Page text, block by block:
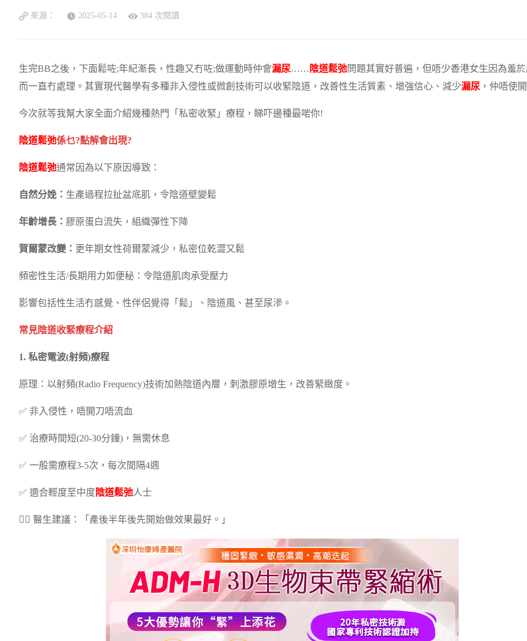
來源： 2025-05-14 384 次閱讀
生完BB之後，下面鬆咗;年紀漸長，性趣又冇咗;做運動時仲會漏尿…… 陰道鬆弛問題其實好普遍，但唔少香港女生因為羞
而一直冇處理。其實現代醫學有多種非入侵性或微創技術可以收緊陰道，改善性生活質素、增強信心、減少漏尿 ，仲唔使
今次就等我幫大家全面介紹幾種熱門「私密收緊」療程，睇吓邊種最啱你!
陰道鬆弛係乜?點解會出現?
陰道鬆弛通常因為以下原因導致：
自然分娩： 生產過程拉扯盆底肌，令陰道壁變鬆
年齡增長： 膠原蛋白流失，組織彈性下降
賀爾蒙改變： 更年期女性荷爾蒙減少，私密位乾澀又鬆
頻密性生活/長期用力如便秘：令陰道肌肉承受壓力
影響包括性生活冇感覺、性伴侶覺得「鬆」、陰道風、甚至尿滲。
常見陰道收緊療程介紹
1. 私密電波(射頻)療程
原理：以射頻(Radio Frequency)技術加熱陰道內層，刺激膠原增生，改善緊緻度。
✅ 非入侵性，唔開刀唔流血
✅ 治療時間短(20-30分鐘)，無需休息
✅ 一般需療程3-5次，每次間隔4週
✅ 適合輕度至中度 陰道鬆弛人士
👩‍⚕️ 醫生建議：「產後半年後先開始做效果最好。」